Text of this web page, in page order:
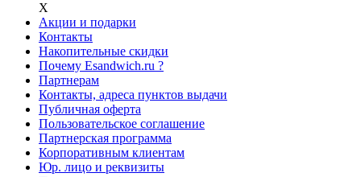
Х
Акции и подарки
Контакты
Накопительные скидки
Почему Esandwich.ru ?
Партнерам
Контакты, адреса пунктов выдачи
Публичная оферта
Пользовательское соглашение
Партнерская программа
Корпоративным клиентам
Юр. лицо и реквизиты